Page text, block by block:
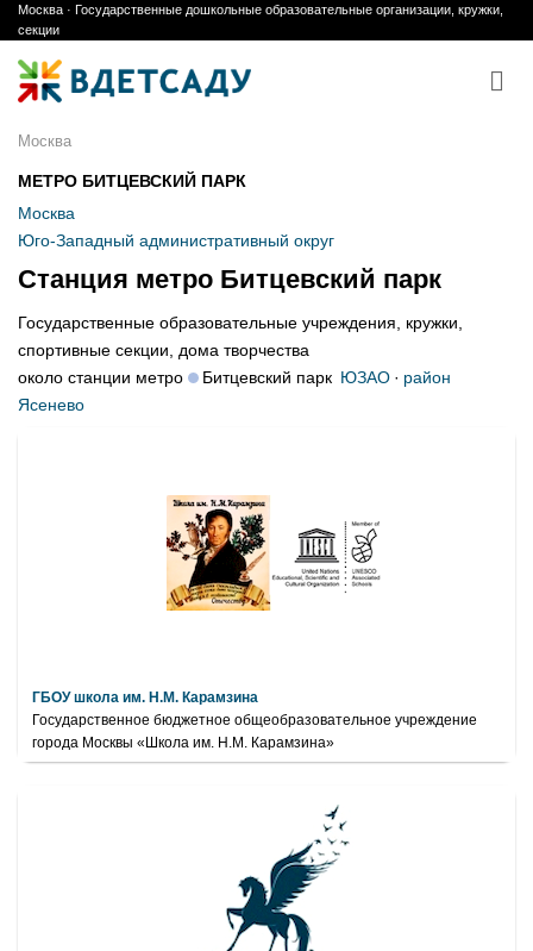
Skip
to
content
Москва · Государственные дошкольные образовательные организации, кружки,
секции
Москва
МЕТРО БИТЦЕВСКИЙ ПАРК
Москва
Юго-Западный административный округ
Станция метро Битцевский парк
Государственные образовательные учреждения, кружки,
спортивные секции, дома творчества
около станции метро
Битцевский парк ЮЗАО· район
Ясенево
ГБОУ школа им. Н.М. Карамзина
Государственное бюджетное общеобразовательное учреждение
города Москвы «Школа им. Н.М. Карамзина»